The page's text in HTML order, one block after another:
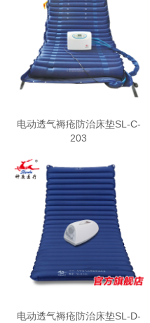
电动透气褥疮防治床垫SL-C-
203
电动透气褥疮防治床垫SL-D-